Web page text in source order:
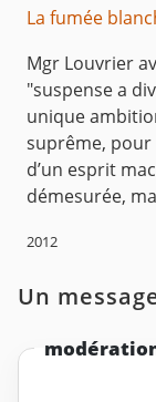
La fumée
Mgr Louvrier
"suspense a
unique
suprême, pour
d’un esprit
démesurée,
2012
Un